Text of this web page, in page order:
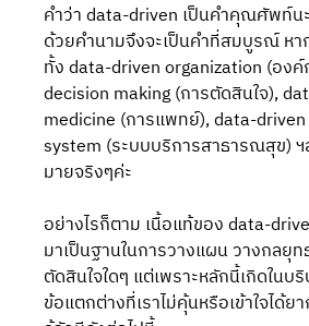
คำว่า data-driven เป็นคำคุณศัพท์น
ด้วยคำนามจึงจะเป็นคำที่สมบูรณ์ ห
ทั้ง data-driven organization (อง
decision making (การตัดสินใจ),
medicine (การแพทย์), data-
system (ระบบบริการสาธารณสุข) ฯ
มายจริงๆค่ะ
อย่างไรก็ตาม เนื้อแท้ของ data-
มาเป็นฐานในการวางแผน วางกลยุ
ตัดสินใจใดๆ แต่เพราะหลักนี้เกิดในบ
ข้อแตกต่างที่เราไม่คุ้นหรือเข้าใจได้